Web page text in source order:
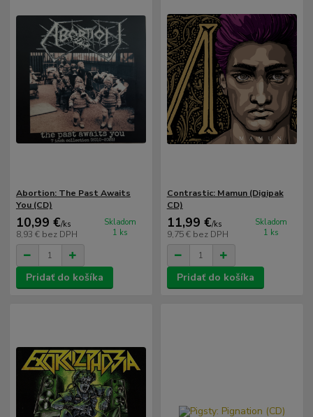
Abortion: The Past Awaits
You (CD)
10,99 €/ks
8,93 € bez DPH
Skladom
1 ks
Pridať do košíka
Contrastic: Mamun (Digipak
CD)
11,99 €/ks
9,75 € bez DPH
Skladom
1 ks
Pridať do košíka